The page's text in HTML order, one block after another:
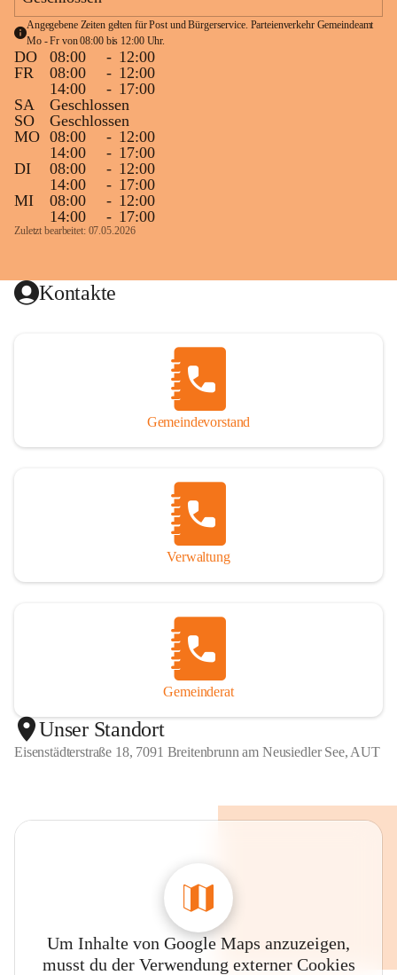
Angegebene Zeiten gelten für Post und Bürgerservice. Parteienverkehr Gemeindeamt
Mo - Fr von 08:00 bis 12:00 Uhr.
DO 08:00 - 12:00
FR
08:00 - 12:00
14:00
- 17:00
SA
Geschlossen
SO
Geschlossen
MO 08:00 - 12:00
14:00
- 17:00
DI
08:00 - 12:00
14:00
- 17:00
MI
08:00 - 12:00
14:00
- 17:00
Zuletzt bearbeitet: 07.05.2026
Kontakte
Gemeindevorstand
Verwaltung
Gemeinderat
Unser Standort
Eisenstädterstraße 18, 7091 Breitenbrunn am Neusiedler See, AUT
Um Inhalte von Google Maps anzuzeigen,
musst du der Verwendung externer Cookies